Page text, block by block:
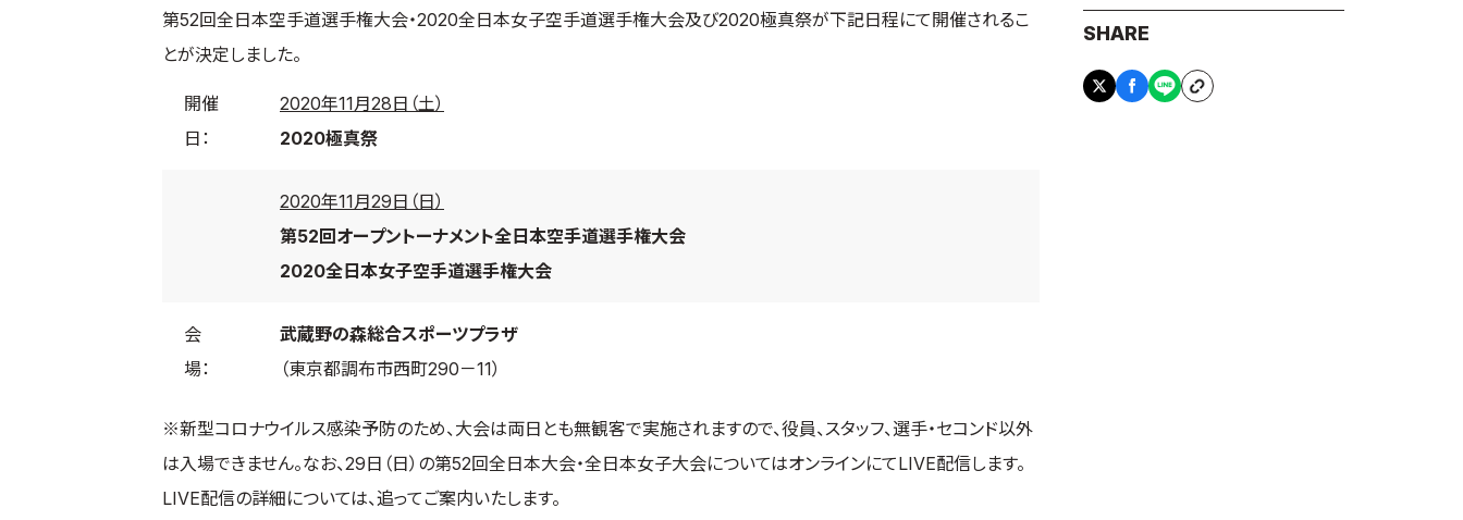
の方
会員制度
第52回全日本空手道選手権大会・2020全日本女子空手道選手権大会及び2020極真祭が下記日程にて開催されるこ
とが決定しました。
開催
日：
2020年11月28日（土）
2020極真祭
2020年11月29日（日）
第52回オープントーナメント全日本空手道選手権大会
2020全日本女子空手道選手権大会
会
場：
武蔵野の森総合スポーツプラザ
（東京都調布市西町290－11）
※新型コロナウイルス感染予防のため、大会は両日とも無観客で実施されますので、役員、スタッフ、選手・セコンド以外
は入場できません。なお、29日（日）の第52回全日本大会・全日本女子大会についてはオンラインにてLIVE配信します。
LIVE配信の詳細については、追ってご案内いたします。
SHARE